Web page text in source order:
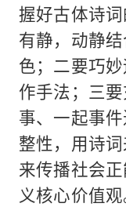
握好古体诗
有静，动静
色；二要巧
作手法；三
事、一起事
整性，用诗
来传播社会
义核心价值